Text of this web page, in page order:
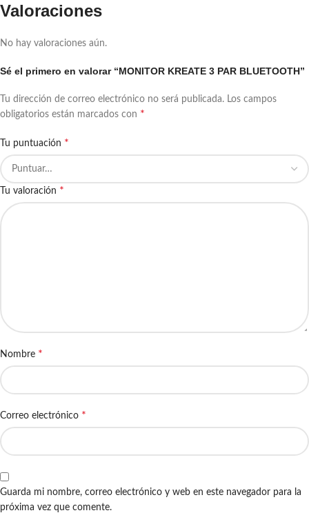
Valoraciones
No hay valoraciones aún.
Sé el primero en valorar “MONITOR KREATE 3 PAR BLUETOOTH”
Tu dirección de correo electrónico no será publicada. Los campos
obligatorios están marcados con *
Tu puntuación *
Tu valoración *
Nombre *
Correo electrónico *
Guarda mi nombre, correo electrónico y web en este navegador para la
próxima vez que comente.